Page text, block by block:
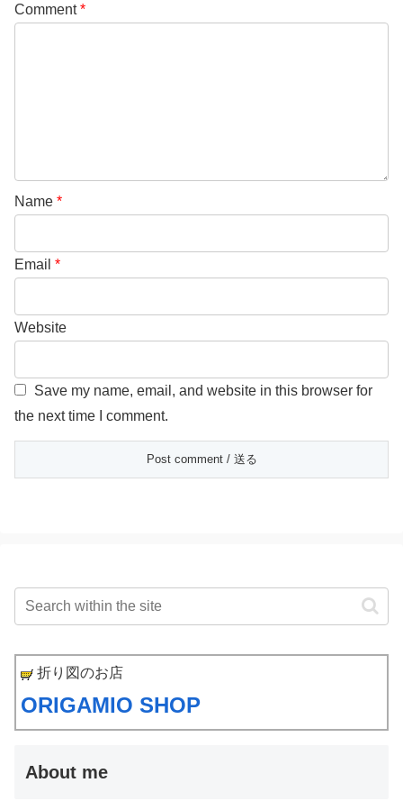
Comment*
Name *
Email *
Website
Save my name, email, and website in this browser for
the next time I comment.
折り図のお店
ORIGAMIO SHOP
About me